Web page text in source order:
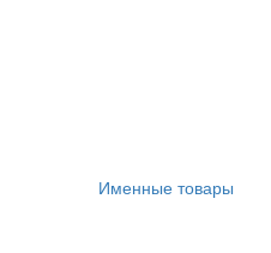
Именные товары